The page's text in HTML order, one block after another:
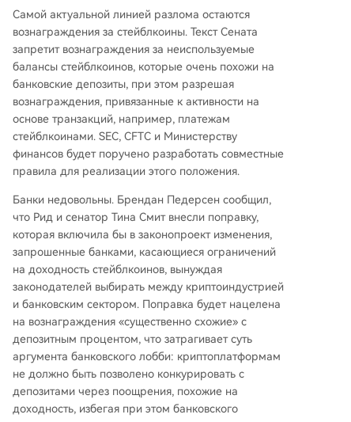
Самой актуальной линией разлома остаются
вознаграждения за стейблкоины. Текст Сената
запретит вознаграждения за неиспользуемые
балансы стейблкоинов, которые очень похожи на
банковские депозиты, при этом разрешая
вознаграждения, привязанные к активности на
основе транзакций, например, платежам
стейблкоинами. SEC, CFTC и Министерству
финансов будет поручено разработать совместные
правила для реализации этого положения.
Банки недовольны. Брендан Педерсен сообщил,
что Рид и сенатор Тина Смит внесли поправку,
которая включила бы в законопроект изменения,
запрошенные банками, касающиеся ограничений
на доходность стейблкоинов, вынуждая
законодателей выбирать между криптоиндустрией
и банковским сектором. Поправка будет нацелена
на вознаграждения «существенно схожие» с
депозитным процентом, что затрагивает суть
аргумента банковского лобби: криптоплатформам
не должно быть позволено конкурировать с
депозитами через поощрения, похожие на
доходность, избегая при этом банковского